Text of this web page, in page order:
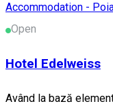
Accommodation -
Open
Hotel Edelweiss
Având la bază